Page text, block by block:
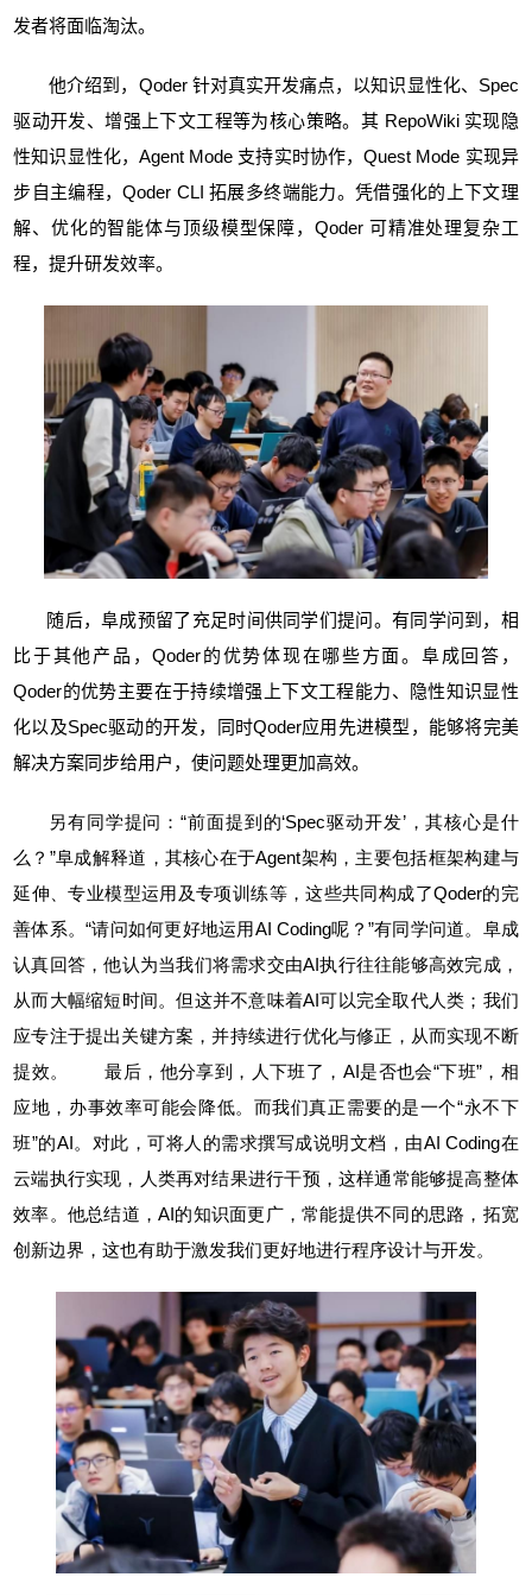
发者将面临淘汰。
他介绍到，Qoder 针对真实开发痛点，以知识显性化、Spec
驱动开发、增强上下文工程等为核心策略。其 RepoWiki 实现隐
性知识显性化，Agent Mode 支持实时协作，Quest Mode 实现异
步自主编程，Qoder CLI 拓展多终端能力。凭借强化的上下文理
解、优化的智能体与顶级模型保障，Qoder 可精准处理复杂工
程，提升研发效率。
随后，阜成预留了充足时间供同学们提问。有同学问到，相
比于其他产品，Qoder的优势体现在哪些方面。阜成回答，
Qoder的优势主要在于持续增强上下文工程能力、隐性知识显性
化以及Spec驱动的开发，同时Qoder应用先进模型，能够将完美
解决方案同步给用户，使问题处理更加高效。
另有同学提问：“前面提到的‘Spec驱动开发’，其核心是什
么？”阜成解释道，其核心在于Agent架构，主要包括框架构建与
延伸、专业模型运用及专项训练等，这些共同构成了Qoder的完
善体系。“请问如何更好地运用AI Coding呢？”有同学问道。阜成
认真回答，他认为当我们将需求交由AI执行往往能够高效完成，
从而大幅缩短时间。但这并不意味着AI可以完全取代人类；我们
应专注于提出关键方案，并持续进行优化与修正，从而实现不断
提效。
最后，他分享到，人下班了，AI是否也会“下班”，相
应地，办事效率可能会降低。而我们真正需要的是一个“永不下
班”的AI。对此，可将人的需求撰写成说明文档，由AI Coding在
云端执行实现，人类再对结果进行干预，这样通常能够提高整体
效率。他总结道，AI的知识面更广，常能提供不同的思路，拓宽
创新边界，这也有助于激发我们更好地进行程序设计与开发。